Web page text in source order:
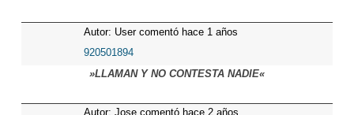
Autor: User comentó hace 1 años
920501894
»LLAMAN Y NO CONTESTA NADIE«
Autor: Jose comentó hace 2 años